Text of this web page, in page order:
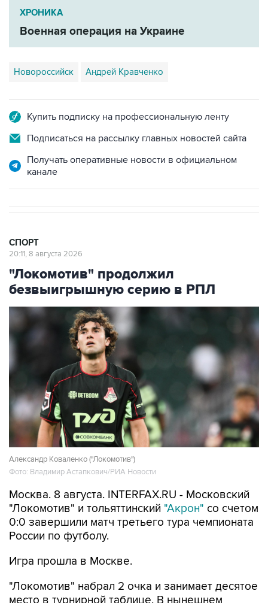
ХРОНИКА
Военная операция на Украине
Новороссийск Андрей Кравченко
Купить подписку на профессиональную ленту
Подписаться на рассылку главных новостей сайта
Получать оперативные новости в официальном
канале
СПОРТ
20:11, 8 августа 2026
"Локомотив" продолжил
безвыигрышную серию в РПЛ
Александр Коваленко ("Локомотив")
Фото: Владимир Астапкович/РИА Новости
Москва. 8 августа. INTERFAX.RU - Московский
"Локомотив" и тольяттинский "Акрон" со счетом
0:0 завершили матч третьего тура чемпионата
России по футболу.
Игра прошла в Москве.
"Локомотив" набрал 2 очка и занимает десятое